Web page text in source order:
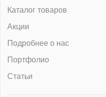
Каталог товаров
Акции
Подробнее о нас
Портфолио
Статьи